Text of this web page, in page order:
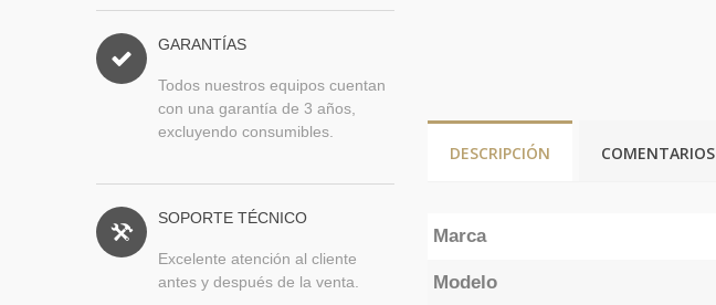
GARANTÍAS
Todos nuestros equipos cuentan
con una garantía de 3 años,
excluyendo consumibles.
SOPORTE TÉCNICO
Excelente atención al cliente
antes y después de la venta.
DESCRIPCIÓN COMENTARIOS
Marca
Modelo